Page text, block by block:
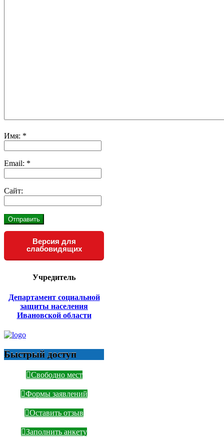
Имя: *
Email: *
Сайт:
Версия для
слабовидящих
Учредитель
Департамент социальной
защиты населения
Ивановской области
Быстрый доступ
Свободно мест
Формы заявлений
Оставить отзыв
Заполнить анкету